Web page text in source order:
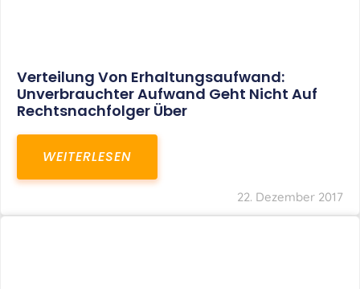
Verteilung Von Erhaltungsaufwand:
Unverbrauchter Aufwand Geht Nicht Auf
Rechtsnachfolger Über
WEITERLESEN
22. Dezember 2017